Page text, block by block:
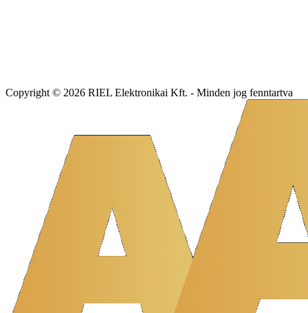
Copyright © 2026 RIEL Elektronikai Kft. - Minden jog fenntartva